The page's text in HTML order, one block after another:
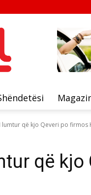
lumtur që kjo Qeveri po firmos
që